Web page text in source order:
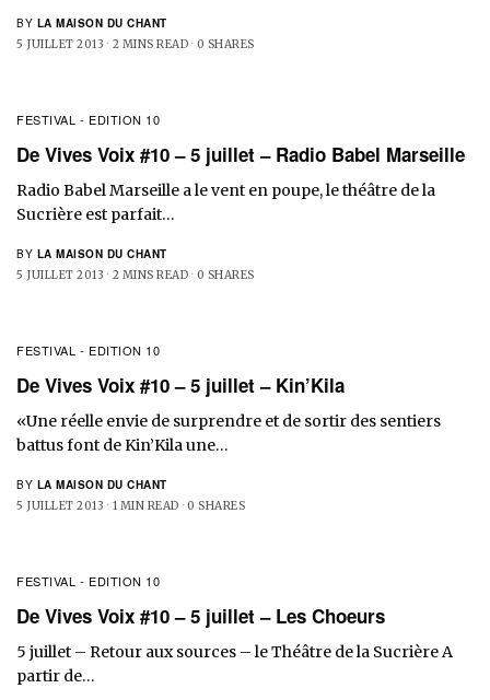
BY LA MAISON DU CHANT
5 JUILLET 2013 2 MINS READ 0 SHARES
FESTIVAL - EDITION 10
De Vives Voix #10 – 5 juillet – Radio Babel Marseille
Radio Babel Marseille a le vent en poupe, le théâtre de la
Sucrière est parfait…
BY LA MAISON DU CHANT
5 JUILLET 2013 2 MINS READ 0 SHARES
FESTIVAL - EDITION 10
De Vives Voix #10 – 5 juillet – Kin’Kila
«Une réelle envie de surprendre et de sortir des sentiers
battus font de Kin’Kila une…
BY LA MAISON DU CHANT
5 JUILLET 2013 1 MIN READ 0 SHARES
FESTIVAL - EDITION 10
De Vives Voix #10 – 5 juillet – Les Choeurs
5 juillet – Retour aux sources – le Théâtre de la Sucrière A
partir de…